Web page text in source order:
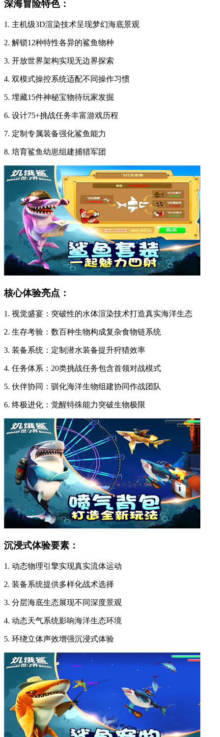
深海冒险特色：
1. 主机级3D渲染技术呈现梦幻海底景观
2. 解锁12种特性各异的鲨鱼物种
3. 开放世界架构实现无边界探索
4. 双模式操控系统适配不同操作习惯
5. 埋藏15件神秘宝物待玩家发掘
6. 设计75+挑战任务丰富游戏历程
7. 定制专属装备强化鲨鱼能力
8. 培育鲨鱼幼崽组建捕猎军团
核心体验亮点：
1. 视觉盛宴：突破性的水体渲染技术打造真实海洋生态
2. 生存考验：数百种生物构成复杂食物链系统
3. 装备系统：定制潜水装备提升狩猎效率
4. 任务体系：20类挑战任务包含首领对战模式
5. 伙伴协同：驯化海洋生物组建协同作战团队
6. 终极进化：觉醒特殊能力突破生物极限
沉浸式体验要素：
1. 动态物理引擎实现真实流体运动
2. 装备系统提供多样化战术选择
3. 分层海底生态展现不同深度景观
4. 动态天气系统影响海洋生态环境
5. 环绕立体声效增强沉浸式体验